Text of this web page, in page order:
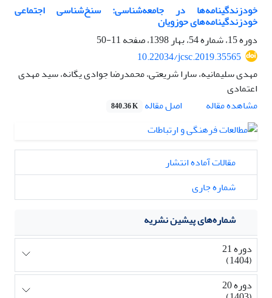
خودزندگینامه‌ها در جامعه‌شناسی: سنخ‌شناسی اجتماعی
خودزندگینامه‌های حوزویان
دوره 15، شماره 54، بهار 1398، صفحه
11-50
10.22034/jcsc.2019.35565
مهدی سلیمانیه، سارا شریعتی، محمدرضا جوادی یگانه، سید مهدی
اعتمادی
مشاهده مقاله
اصل مقاله 840.36 K
مقالات آماده انتشار
شماره جاری
شماره‌های پیشین نشریه
دوره 21
(1404)
دوره 20